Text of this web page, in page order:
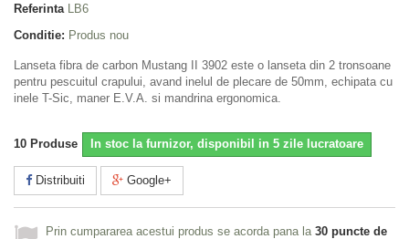
Referinta
LB6
Conditie: Produs nou
Lanseta fibra de carbon Mustang II 3902 este o lanseta din 2 tronsoane
pentru pescuitul crapului, avand inelul de plecare de 50mm, echipata cu
inele T-Sic, maner E.V.A. si mandrina ergonomica.
10 Produse In stoc la furnizor, disponibil in 5 zile lucratoare
Distribuiti Google+
Prin cumpararea acestui produs se acorda pana la 30 puncte de